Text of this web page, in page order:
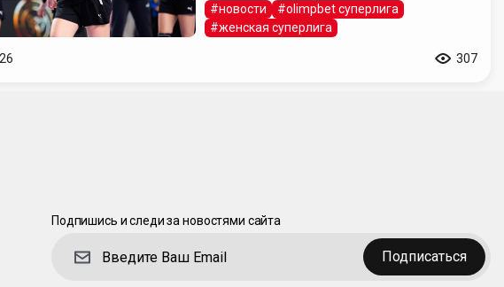
#новости
#olimpbet суперлига
#женская суперлига
307
Подпишись и следи за новостями сайта
Подписаться